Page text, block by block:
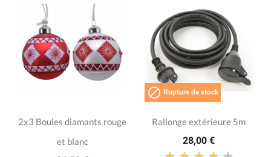
2x3 Boules diamants rouge
et blanc
 Rupture de stock
Rallonge extérieure 5m
28,00 €